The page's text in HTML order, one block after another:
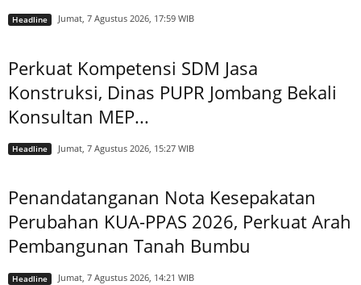
Headline Jumat, 7 Agustus 2026, 17:59 WIB
Perkuat Kompetensi SDM Jasa
Konstruksi, Dinas PUPR Jombang Bekali
Konsultan MEP...
Headline Jumat, 7 Agustus 2026, 15:27 WIB
Penandatanganan Nota Kesepakatan
Perubahan KUA-PPAS 2026, Perkuat Arah
Pembangunan Tanah Bumbu
Headline Jumat, 7 Agustus 2026, 14:21 WIB